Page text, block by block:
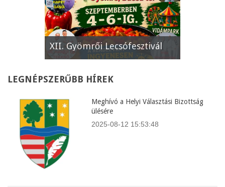
XII. Gyömrői Lecsófesztivál
LEGNÉPSZERŰBB HÍREK
Meghívó a Helyi Választási Bizottság
ülésére
2025-08-12 15:53:48